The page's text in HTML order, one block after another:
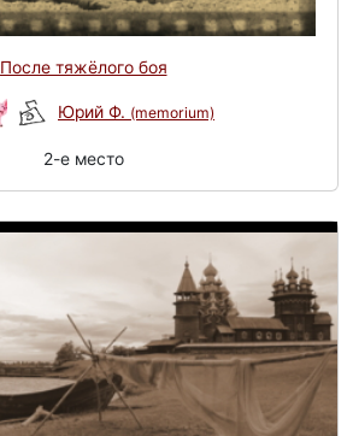
После тяжёлого боя
Юрий Ф. (memorium)
2-e место